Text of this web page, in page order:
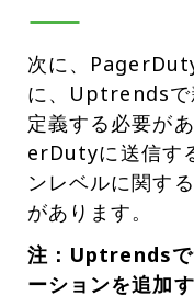
次に、
に、Uptrendsで
定義する必要が
erDutyに送信す
ンレベルに関す
があります。
注：Uptrendsで
ーションを追加